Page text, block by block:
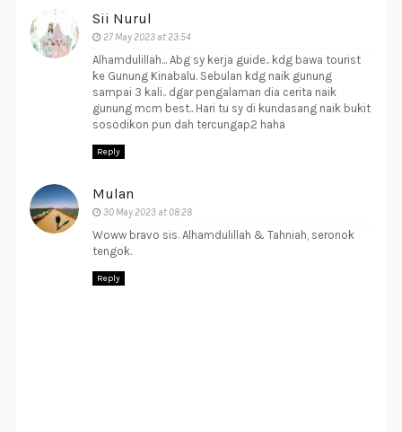
Sii Nurul
27 May 2023 at 23:54
Alhamdulillah... Abg sy kerja guide.. kdg bawa tourist
ke Gunung Kinabalu. Sebulan kdg naik gunung
sampai 3 kali.. dgar pengalaman dia cerita naik
gunung mcm best.. Hari tu sy di kundasang naik bukit
sosodikon pun dah tercungap2 haha
Reply
Mulan
30 May 2023 at 08:28
Woww bravo sis. Alhamdulillah & Tahniah, seronok
tengok.
Reply